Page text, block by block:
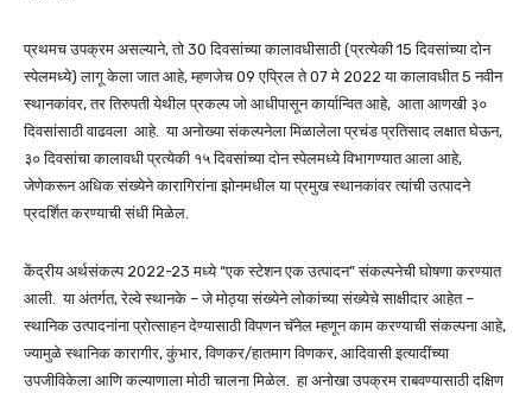
प्रथमच उपक्रम असल्याने, तो 30 दिवसांच्या कालावधीसाठी (प्रत्येकी 15 दिवसांच्या दोन
स्पेलमध्ये) लागू केला जात आहे, म्हणजेच 09 एप्रिल ते 07 मे 2022 या कालावधीत 5 नवीन
स्थानकांवर, तर तिरुपती येथील प्रकल्प जो आधीपासून कार्यान्वित आहे, आता आणखी ३०
दिवसांसाठी वाढवला आहे. या अनोख्या संकल्पनेला मिळालेला प्रचंड प्रतिसाद लक्षात घेऊन,
३० दिवसांचा कालावधी प्रत्येकी १५ दिवसांच्या दोन स्पेलमध्ये विभागण्यात आला आहे,
जेणेकरून अधिक संख्येने कारागिरांना झोनमधील या प्रमुख स्थानकांवर त्यांची उत्पादने
प्रदर्शित करण्याची संधी मिळेल.
केंद्रीय अर्थसंकल्प 2022-23 मध्ये “एक स्टेशन एक उत्पादन” संकल्पनेची घोषणा करण्यात
आली. या अंतर्गत, रेल्वे स्थानके – जे मोठ्या संख्येने लोकांच्या संख्येचे साक्षीदार आहेत –
स्थानिक उत्पादनांना प्रोत्साहन देण्यासाठी विपणन चॅनेल म्हणून काम करण्याची संकल्पना आहे,
ज्यामुळे स्थानिक कारागीर, कुंभार, विणकर/हातमाग विणकर, आदिवासी इत्यादींच्या
उपजीविकेला आणि कल्याणाला मोठी चालना मिळेल. हा अनोखा उपक्रम राबवण्यासाठी दक्षिण